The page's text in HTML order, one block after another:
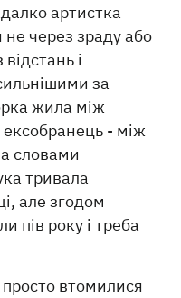
артистка
не через зраду або
і
за
жила між
- між
словами
тривала
але згодом
пів року і треба
втомилися